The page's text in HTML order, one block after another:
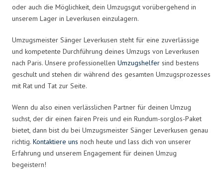
oder auch die Möglichkeit, dein Umzugsgut vorübergehend in
unserem Lager in Leverkusen einzulagern.
Umzugsmeister Sänger Leverkusen steht für eine zuverlässige
und kompetente Durchführung deines Umzugs von Leverkusen
nach Paris. Unsere professionellen Umzugshelfer sind bestens
geschult und stehen dir während des gesamten Umzugsprozesses
mit Rat und Tat zur Seite.
Wenn du also einen verlässlichen Partner für deinen Umzug
suchst, der dir einen fairen Preis und ein Rundum-sorglos-Paket
bietet, dann bist du bei Umzugsmeister Sänger Leverkusen genau
richtig. Kontaktiere uns noch heute und lass dich von unserer
Erfahrung und unserem Engagement für deinen Umzug
begeistern!